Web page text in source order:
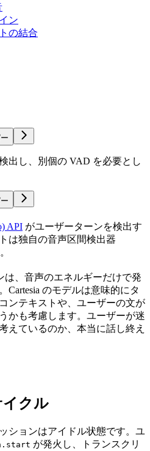
ン
の結合
出し、別個の VAD を必要とし
API がユーザーターンを検出す
は独自の音声区間検出器
、音声のエネルギーだけで発
Cartesia のモデルは意味的にタ
ンテキストや、ユーザーの文が
かも考慮します。ユーザーが迷
えているのか、本当に話し終え
クル
ションはアイドル状態です。ユ
が発火し、トランスクリ